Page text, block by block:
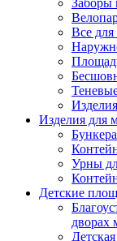
Заборы
Все
Изделия для
Урны
Детские
дворах